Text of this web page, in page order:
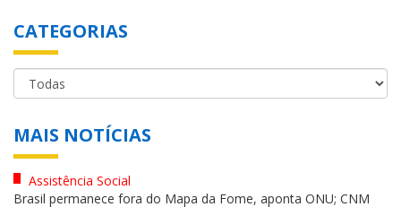
CATEGORIAS
MAIS NOTÍCIAS
Assistência Social
Brasil permanece fora do Mapa da Fome, aponta ONU; CNM